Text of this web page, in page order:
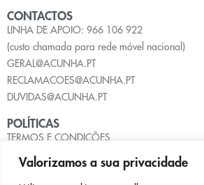
Valorizamos a sua privacidade
CONTACTOS
LINHA DE APOIO: 966 106 922
(custo chamada para rede móvel nacional)
GERAL@ACUNHA.PT
RECLAMACOES@ACUNHA.PT
DUVIDAS@ACUNHA.PT
POLÍTICAS
TERMOS E CONDIÇÕES
POLÍTICA DE PRIVACIDADE
POLÍTICA DE COOKIES